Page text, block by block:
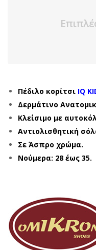
Πέδιλο κορίτσι IQ
Δερμάτινο
Κλείσιμο με
Αντιολισθητική
Σε Άσπρο χρώμα.
Νούμερα: 28 έως 35.